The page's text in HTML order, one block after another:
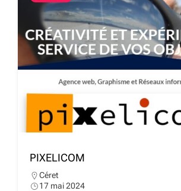
PIXELICOM
Céret
17 mai 2024